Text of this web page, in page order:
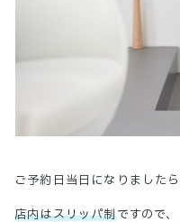
ご予約日当日になりました
店内はスリッパ制ですので